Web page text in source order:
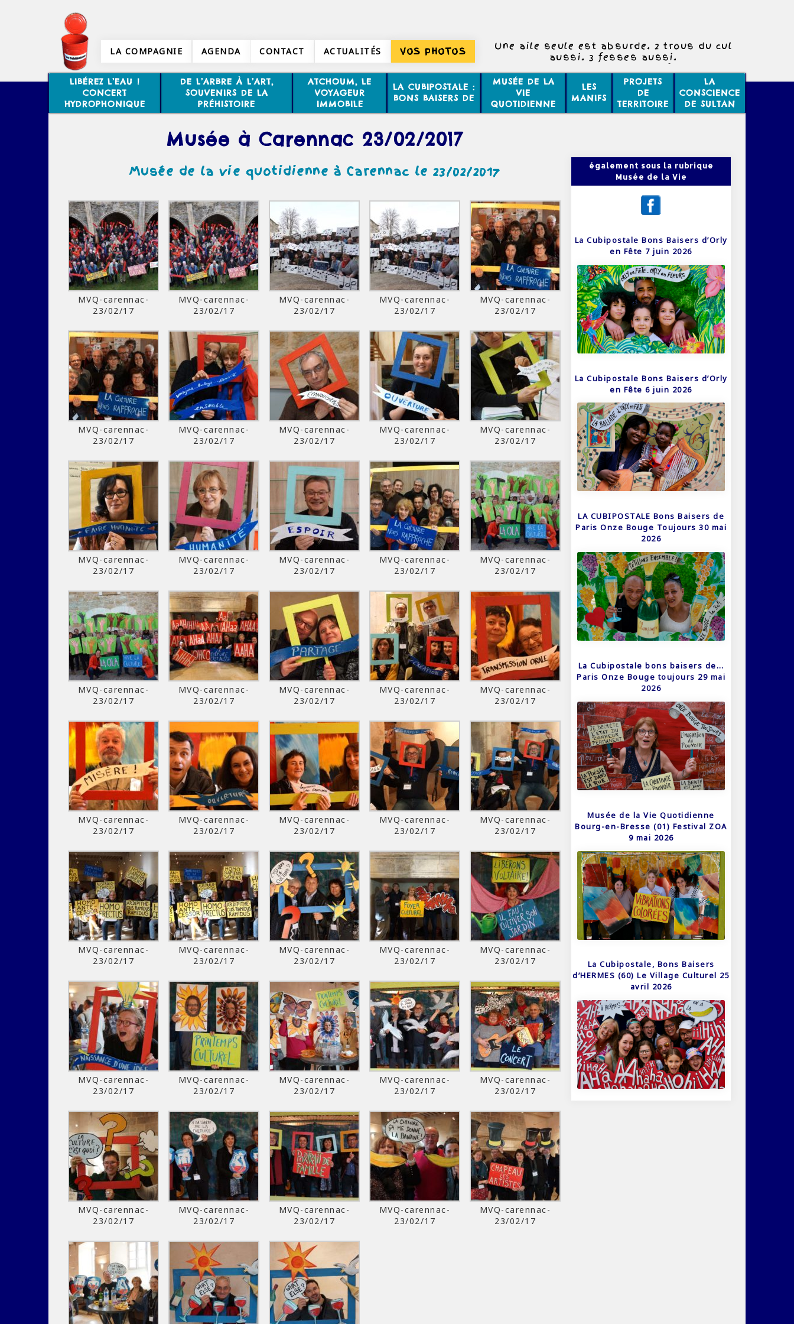
LA COMPAGNIE AGENDA CONTACT ACTUALITÉS VOS PHOTOS
Une aile seule est absurde. 2 trous du cul
aussi. 3 fesses aussi.
Non, 2 trous du cul sont tout à fait logiques
pour 3 fesses.
LIBÉREZ L’EAU !
CONCERT
HYDROPHONIQUE
DE L’ARBRE À L’ART,
SOUVENIRS DE LA
PRÉHISTOIRE
ATCHOUM, LE
VOYAGEUR
IMMOBILE
LA CUBIPOSTALE :
BONS BAISERS DE
MUSÉE DE LA
VIE
QUOTIDIENNE
LES
MANIFS
PROJETS
DE
TERRITOIRE
LA
CONSCIENCE
DE SULTAN
Musée à Carennac 23/02/2017
Musée de la vie quotidienne à Carennac le 23/02/2017
MVQ-carennac-
23/02/17
MVQ-carennac-
23/02/17
MVQ-carennac-
23/02/17
MVQ-carennac-
23/02/17
MVQ-carennac-
23/02/17
MVQ-carennac-
23/02/17
MVQ-carennac-
23/02/17
MVQ-carennac-
23/02/17
MVQ-carennac-
23/02/17
MVQ-carennac-
23/02/17
MVQ-carennac-
23/02/17
MVQ-carennac-
23/02/17
MVQ-carennac-
23/02/17
MVQ-carennac-
23/02/17
MVQ-carennac-
23/02/17
MVQ-carennac-
23/02/17
MVQ-carennac-
23/02/17
MVQ-carennac-
23/02/17
MVQ-carennac-
23/02/17
MVQ-carennac-
23/02/17
MVQ-carennac-
23/02/17
MVQ-carennac-
23/02/17
MVQ-carennac-
23/02/17
MVQ-carennac-
23/02/17
MVQ-carennac-
23/02/17
MVQ-carennac-
23/02/17
MVQ-carennac-
23/02/17
MVQ-carennac-
23/02/17
MVQ-carennac-
23/02/17
MVQ-carennac-
23/02/17
MVQ-carennac-
23/02/17
MVQ-carennac-
23/02/17
MVQ-carennac-
23/02/17
MVQ-carennac-
23/02/17
MVQ-carennac-
23/02/17
MVQ-carennac-
23/02/17
MVQ-carennac-
23/02/17
MVQ-carennac-
23/02/17
MVQ-carennac-
23/02/17
MVQ-carennac-
23/02/17
également sous la rubrique
Musée de la Vie
La Cubipostale Bons Baisers d’Orly
en Fête 7 juin 2026
La Cubipostale Bons Baisers d’Orly
en Fête 6 juin 2026
LA CUBIPOSTALE Bons Baisers de
Paris Onze Bouge Toujours 30 mai
2026
La Cubipostale bons baisers de…
Paris Onze Bouge toujours 29 mai
2026
Musée de la Vie Quotidienne
Bourg-en-Bresse (01) Festival ZOA
9 mai 2026
La Cubipostale, Bons Baisers
d’HERMES (60) Le Village Culturel 25
avril 2026